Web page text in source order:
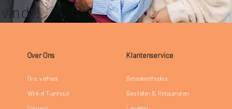
vindt!
Over Ons
Ons verhaal
Winkel Turnhout
Klantenservice
Betaalmethodes
Bestellen & Retourneren